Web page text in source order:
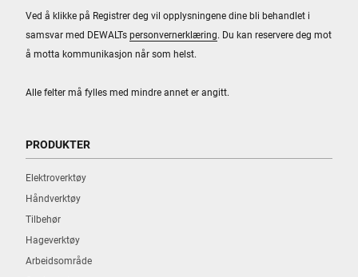
Alle felter må fylles med mindre annet er angitt.
Ved å klikke på Registrer deg vil opplysningene dine bli behandlet i
samsvar med DEWALTs personvernerklæring. Du kan reservere deg mot
å motta kommunikasjon når som helst.
PRODUKTER
Elektroverktøy
Håndverktøy
Tilbehør
Hageverktøy
Arbeidsområde